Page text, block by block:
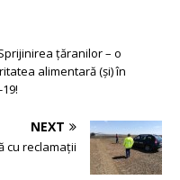
țăranilor – o
alimentară (și) în
NEXT
cu reclamații